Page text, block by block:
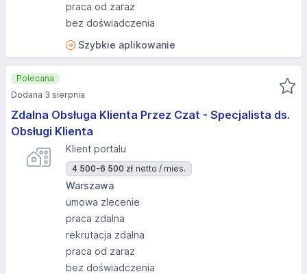
praca od zaraz
bez doświadczenia
Szybkie aplikowanie
Zdalna Obsługa Klienta Przez Czat - Specjalista ds.
Obsługi Klienta
Klient portalu
4 500-6 500 zł netto / mies.
Warszawa
umowa zlecenie
praca zdalna
rekrutacja zdalna
praca od zaraz
bez doświadczenia
Polecana
Dodana 3 sierpnia